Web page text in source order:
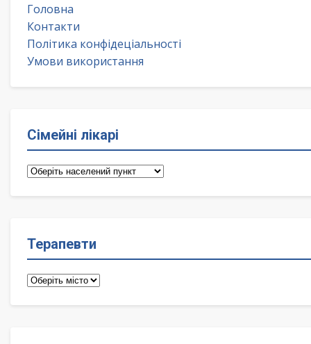
Головна
Контакти
Політика конфідеціальності
Умови використання
Сімейні лікарі
Сімейні
Терапевти
Терапевти